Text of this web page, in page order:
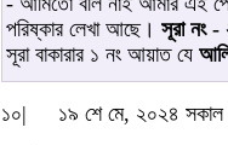
পরিষ্কার লেখা আছে। সূরা নং
সূরা বাকারার ১ নং আয়াত যে
১০|
১৯ শে মে, ২০২৪